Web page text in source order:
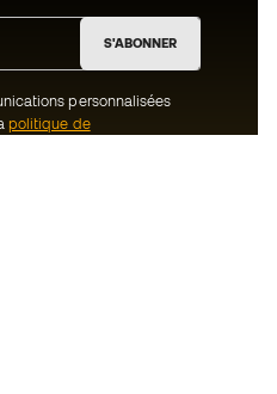
S'ABONNER
personnalisées
politique de